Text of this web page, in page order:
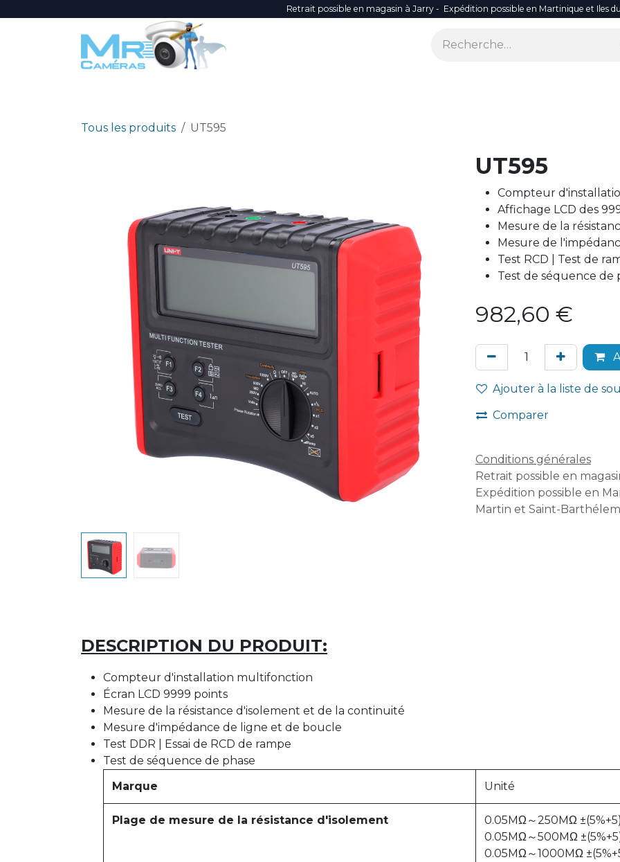
Retrait possible en magasin à Jarry - Expédition possible en Martinique et Iles
Tous les produits UT595
UT595
Compteur
Affichage LCD des
Mesure de la
Mesure de
Test RCD | Test de
Test de séquence de
982,60 €
Ajouter à la liste de
Comparer
Conditions générales
Retrait possible en
Expédition possible en
Martin et Saint-
DESCRIPTION DU PRODUIT:
Compteur d'installation multifonction
Écran LCD 9999 points
Mesure de la résistance d'isolement et de la continuité
Mesure d'impédance de ligne et de boucle
Test DDR | Essai de RCD de rampe
Test de séquence de phase
Marque
Unité
Plage de mesure de la résistance d'isolement
0.05MΩ～250MΩ
0.05MΩ～500MΩ
0.05MΩ～1000MΩ